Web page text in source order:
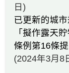
日)
已更新的城
「擬作露天
條例第16條
(2024年3月8